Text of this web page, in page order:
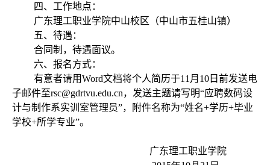
四、工作地点：
广东理工职业学院中山校区（中山市五桂山镇）
五、待遇：
合同制，待遇面议。
六、报名方式：
有意者请用Word文档将个人简历于11 月 10 日 前发送电
子邮件至rsc@gdrtvu.edu.cn，发送主题请写明“应聘数码设
计与制作系实训室管理员”，附件名称为“姓名+学历+毕业
学校+所学专业”。
广东理工职业学院